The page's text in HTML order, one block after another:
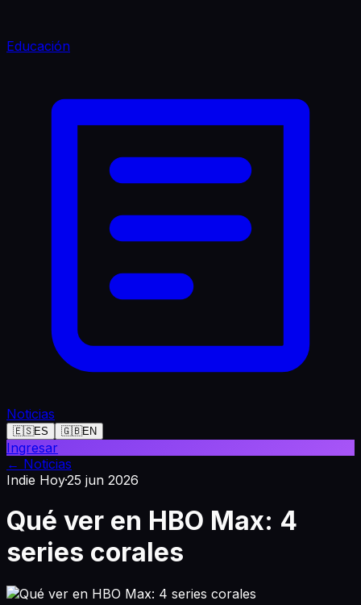
Educación
Noticias
🇪🇸ES 🇬🇧EN
Ingresar
← Noticias
Indie Hoy·25 jun 2026
Qué ver en HBO Max: 4
series corales